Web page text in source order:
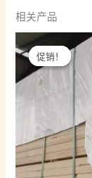
相关产品
促销！
促销！